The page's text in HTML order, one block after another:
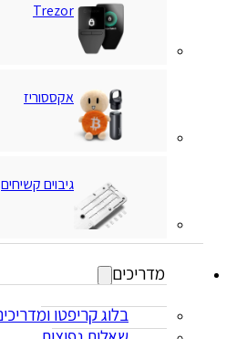
Trezor
אקססוריז
גיבוים קשיחים
מדריכים
בלוג קריפטו ומדריכים